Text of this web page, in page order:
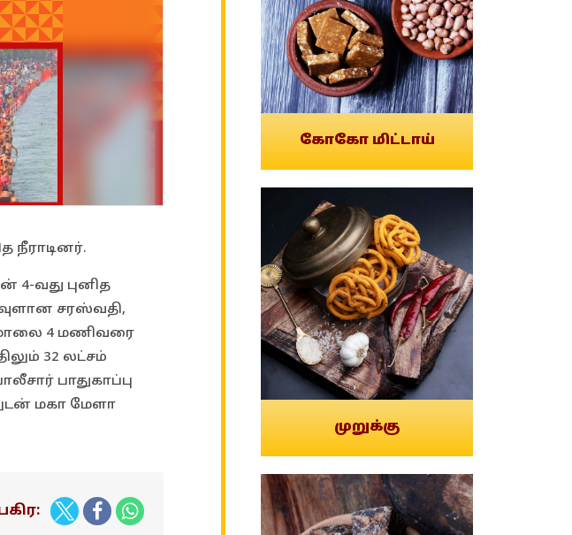
நீராடினர்.
4-வது புனித
சரஸ்வதி,
மாலை 4 மணிவரை
32 லட்சம்
பாதுகாப்பு
மகா மேளா
கோகோ மிட்டாய்
முறுக்கு